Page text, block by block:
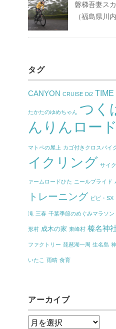
磐梯吾妻ス
（福島県川内
タグ
CANYON CRUISE Di2 TIME
たかたのゆめちゃん つく
んりんロード
マトペの屋上 カゴ付きクロスバイ
イクリング サイ
ァームロードひた ニールプライド
トレーニング ビビ・SX
滝 三春 千葉季節のめぐみマラソン
形村 成木の家 東峰村 榛名神
ファクトリー 琵琶湖一周 生名島
いたこ 雨晴 食育
アーカイブ
ア